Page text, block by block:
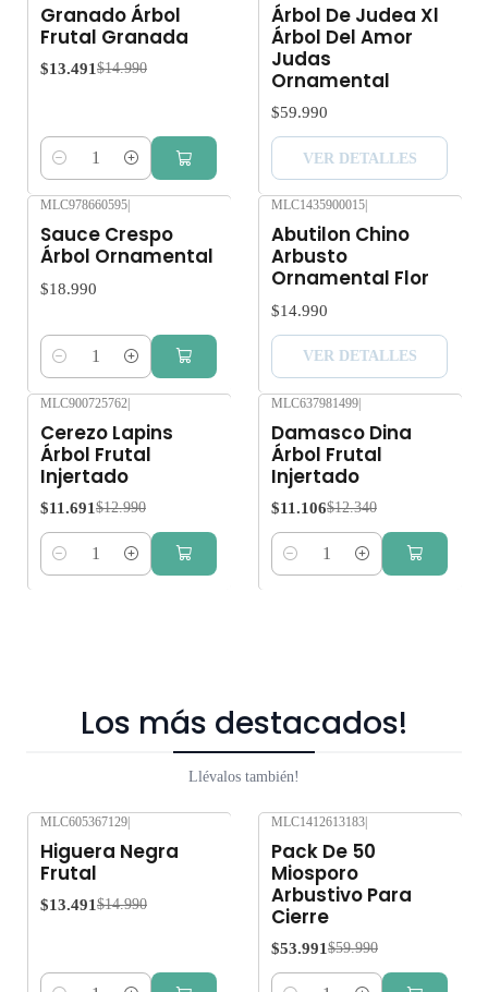
Granado Árbol
Frutal Granada
$13.491 $14.990
Cantidad
Árbol De Judea Xl
Árbol Del Amor
Judas
Ornamental
$59.990
VER DETALLES
MLC978660595
Sauce Crespo
Árbol Ornamental
$18.990
Cantidad
MLC1435900015
Abutilon Chino
Arbusto
Ornamental Flor
$14.990
VER DETALLES
MLC900725762|
Cerezo Lapins
Árbol Frutal
Injertado
$11.691 $12.990
Cantidad
MLC637981499|
Damasco Dina
Árbol Frutal
Injertado
$11.106$12.340
Cantidad
Los más destacados!
Llévalos también!
MLC605367129|
Higuera Negra
Frutal
$13.491 $14.990
MLC1412613183|
Pack De 50
Miosporo
Arbustivo Para
Cierre
$53.991 $59.990